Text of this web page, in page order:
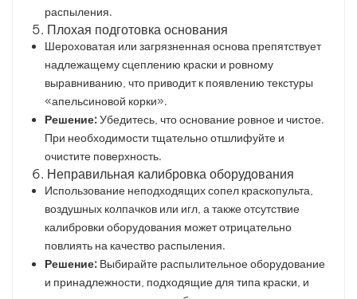
распыления.
5. Плохая подготовка основания
Шероховатая или загрязненная основа препятствует
надлежащему сцеплению краски и ровному
выравниванию, что приводит к появлению текстуры
«апельсиновой корки».
Решение:Убедитесь, что основание ровное и чистое.
При необходимости тщательно отшлифуйте и
очистите поверхность.
6. Неправильная калибровка оборудования
Использование неподходящих сопел краскопульта,
воздушных колпачков или игл, а также отсутствие
калибровки оборудования может отрицательно
повлиять на качество распыления.
Решение: Выбирайте распылительное оборудование
и принадлежности, подходящие для типа краски, и